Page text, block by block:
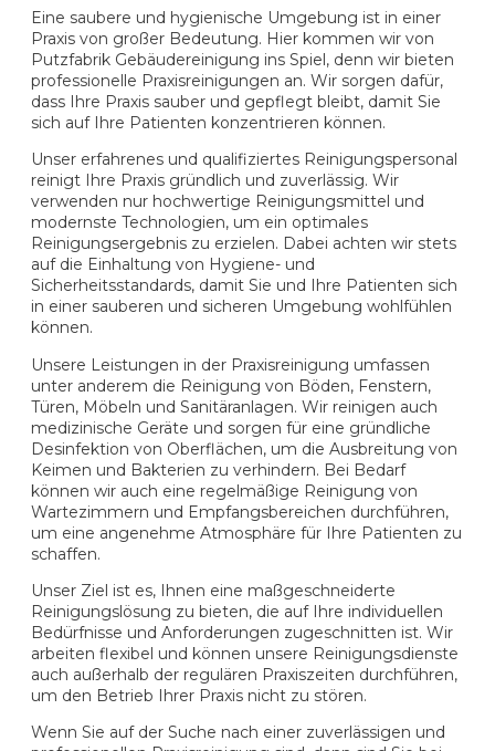
Eine saubere und hygienische Umgebung ist in einer
Praxis von großer Bedeutung. Hier kommen wir von
Putzfabrik Gebäudereinigung ins Spiel, denn wir bieten
professionelle Praxisreinigungen an. Wir sorgen dafür,
dass Ihre Praxis sauber und gepflegt bleibt, damit Sie
sich auf Ihre Patienten konzentrieren können.
Unser erfahrenes und qualifiziertes Reinigungspersonal
reinigt Ihre Praxis gründlich und zuverlässig. Wir
verwenden nur hochwertige Reinigungsmittel und
modernste Technologien, um ein optimales
Reinigungsergebnis zu erzielen. Dabei achten wir stets
auf die Einhaltung von Hygiene- und
Sicherheitsstandards, damit Sie und Ihre Patienten sich
in einer sauberen und sicheren Umgebung wohlfühlen
können.
Unsere Leistungen in der Praxisreinigung umfassen
unter anderem die Reinigung von Böden, Fenstern,
Türen, Möbeln und Sanitäranlagen. Wir reinigen auch
medizinische Geräte und sorgen für eine gründliche
Desinfektion von Oberflächen, um die Ausbreitung von
Keimen und Bakterien zu verhindern. Bei Bedarf
können wir auch eine regelmäßige Reinigung von
Wartezimmern und Empfangsbereichen durchführen,
um eine angenehme Atmosphäre für Ihre Patienten zu
schaffen.
Unser Ziel ist es, Ihnen eine maßgeschneiderte
Reinigungslösung zu bieten, die auf Ihre individuellen
Bedürfnisse und Anforderungen zugeschnitten ist. Wir
arbeiten flexibel und können unsere Reinigungsdienste
auch außerhalb der regulären Praxiszeiten durchführen,
um den Betrieb Ihrer Praxis nicht zu stören.
Wenn Sie auf der Suche nach einer zuverlässigen und